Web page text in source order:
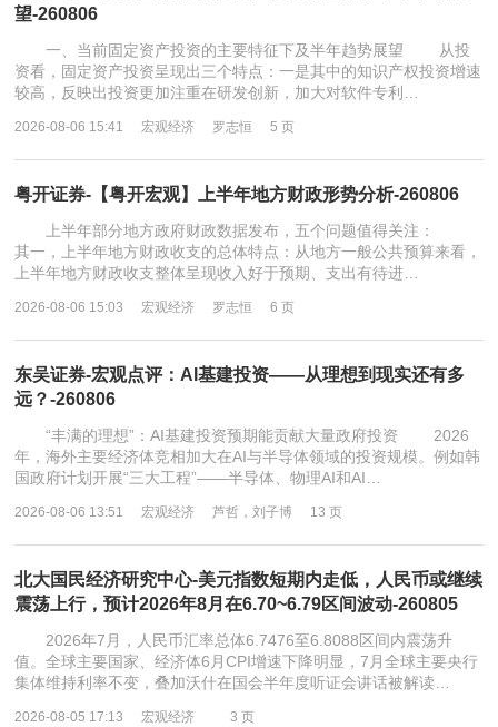
望-260806
一、当前固定资产投资的主要特征下及半年趋势展望 从投
资看，固定资产投资呈现出三个特点：一是其中的知识产权投资增速
较高，反映出投资更加注重在研发创新，加大对软件专利…
2026-08-06 15:41 宏观经济 罗志恒 5 页
粤开证券-【粤开宏观】上半年地方财政形势分析-260806
上半年部分地方政府财政数据发布，五个问题值得关注：
其一，上半年地方财政收支的总体特点：从地方一般公共预算来看，
上半年地方财政收支整体呈现收入好于预期、支出有待进…
2026-08-06 15:03 宏观经济 罗志恒 6 页
东吴证券-宏观点评：AI基建投资——从理想到现实还有多
远？-260806
“丰满的理想”：AI基建投资预期能贡献大量政府投资 2026
年，海外主要经济体竞相加大在AI与半导体领域的投资规模。例如韩
国政府计划开展“三大工程”——半导体、物理AI和AI…
2026-08-06 13:51 宏观经济 芦哲，刘子博 13 页
北大国民经济研究中心-美元指数短期内走低，人民币或继续
震荡上行，预计2026年8月在6.70~6.79区间波动-260805
2026年7月，人民币汇率总体6.7476至6.8088区间内震荡升
值。全球主要国家、经济体6月CPI增速下降明显，7月全球主要央行
集体维持利率不变，叠加沃什在国会半年度听证会讲话被解读…
2026-08-05 17:13 宏观经济 3 页